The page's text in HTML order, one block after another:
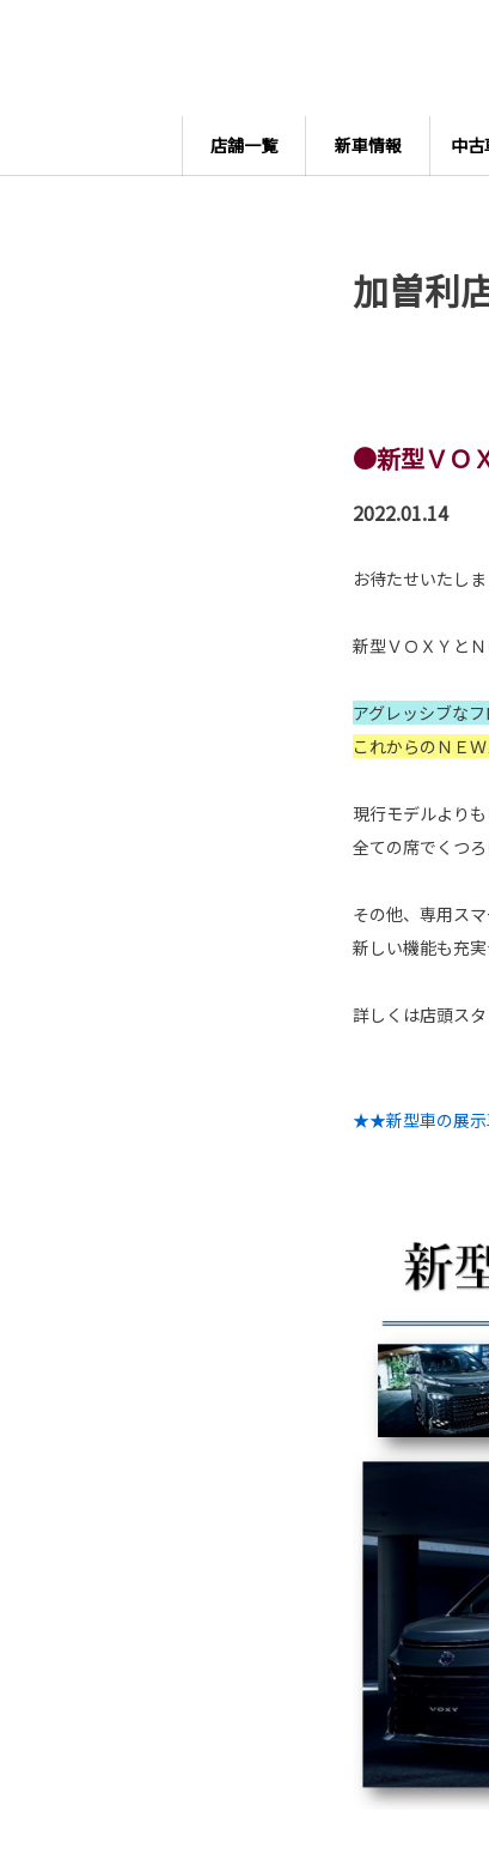
店舗一覧 新車情報 中
加曽利
●新型ＶＯ
2022.01.14
お待たせいたし
新型ＶＯＸＹと
アグレッシブな
これからのＮＥ
現行モデルより
全ての席でくつ
その他、専用ス
新しい機能も充
詳しくは店頭ス
★★新型車の展示